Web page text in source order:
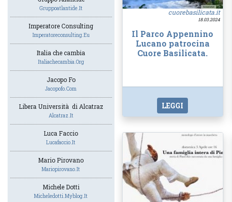
Gruppoatlantide.it
Imperatore Consulting
Imperatoreconsulting.eu
Italia che cambia
Italiachecambia.org
Jacopo Fo
Jacopofo.com
Libera Università di Alcatraz
Alcatraz.it
Luca Faccio
Lucafaccio.it
Mario Pirovano
Mariopirovano.it
Michele Dotti
Micheledotti.myblog.it
cuorebasilicata.it
18.03.2024
Il Parco Appennino
Lucano patrocina
Cuore Basilicata.
LEGGI